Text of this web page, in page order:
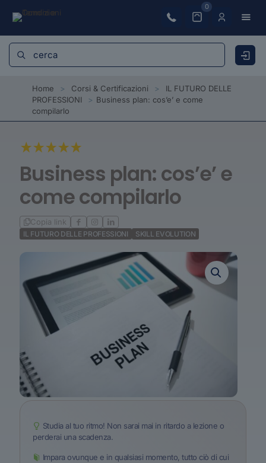
0
Home > Corsi & Certificazioni >
IL FUTURO DELLE
PROFESSIONI
> Business plan: cos’e’ e come
compilarlo
Business plan: cos’e’ e
come compilarlo
Copia link
IL FUTURO DELLE PROFESSIONI SKILL EVOLUTION
Studia al tuo ritmo! Non sarai mai in ritardo a lezione o
perderai una scadenza.
Impara ovunque e in qualsiasi momento, tutto ciò di cui